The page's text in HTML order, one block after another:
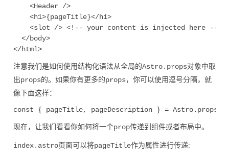
    <Header />
    <h1>{pageTitle}</h1>
    <slot /> <!-- your content is injected here -->
  </body>
注意我们是如何使用结构化语法从全局的Astro.props对象中取
出props的。如果你有更多的props，你可以使用逗号分隔，就
像下面这样：
现在，让我们看看你如何将一个prop传递到组件或者布局中。
index.astro页面可以将pageTitle作为属性进行传递: